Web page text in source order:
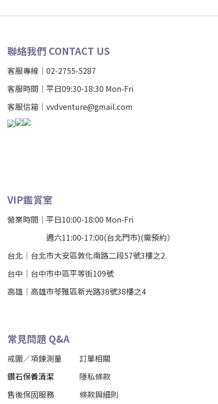
聯絡我們 CONTACT US
客服專線｜02-2755-5287
客服時間｜平日09:30-18:30 Mon-Fri
客服信箱｜vvdventure@gmail.com
VIP鑑賞室
營業時間｜平日10:00-18:00 Mon-Fri
週六11:00-17:00(台北門市)(需預約）
台北 ｜ 台北市大安區敦化南路二段57號3樓之2
台中｜ 台中市中區平等街109號
高雄｜ 高雄市苓雅區新光路38號38樓之4
常見問題 Q&A
戒圍／項鍊測量
訂單相關
鑽石保養清潔
隱私條款
售後保固服務
條款與細則